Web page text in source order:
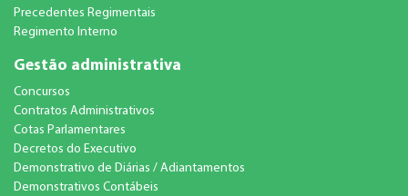
Precedentes Regimentais
Regimento Interno
Gestão administrativa
Concursos
Contratos Administrativos
Cotas Parlamentares
Decretos do Executivo
Demonstrativo de Diárias / Adiantamentos
Demonstrativos Contábeis